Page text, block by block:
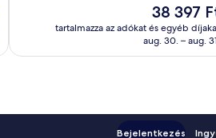
Az
ár
38 397 Ft
38 397
tartalmazza az adókat és egyéb
aug. 30. – aug.
Bejelentkezés